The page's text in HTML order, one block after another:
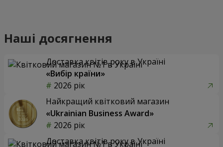
Наші досягнення
Доставка квітів року в Україні
«Вибір країни»
2026 рік
Найкращий квітковий магазин
«Ukrainian Business Award»
2026 рік
Доставка квітів року в Україні